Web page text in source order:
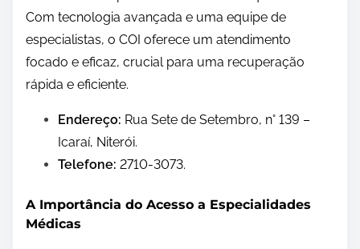
Com tecnologia avançada e uma equipe de
especialistas, o COI oferece um atendimento
focado e eficaz, crucial para uma recuperação
rápida e eficiente.
Endereço: Rua Sete de Setembro, n° 139 –
Icaraí, Niterói.
Telefone: 2710-3073.
A Importância do Acesso a Especialidades
Médicas